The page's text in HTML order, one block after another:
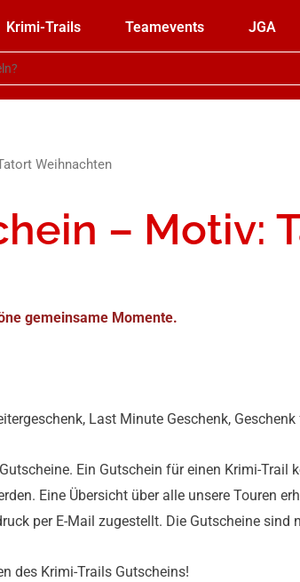
Krimi-Trails Teamevents JGA
Weihnachten
– Motiv:
gemeinsame Momente.
Last Minute Geschenk,
Ein Gutschein für einen Krimi-
Eine Übersicht über alle unsere Touren
per E-Mail zugestellt. Die Gutscheine
des Krimi-Trails Gutscheins!